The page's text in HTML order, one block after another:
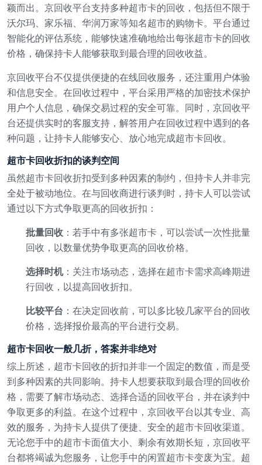
颖而出。京回收平台支持多种超市卡的回收，包括但不限于
沃尔玛、家乐福、华润万家等知名超市的购物卡。平台通过
智能化的评估系统，能够快速准确地给出每张超市卡的回收
价格，确保持卡人能够获取到最合理的回收收益。
京回收平台不仅提供便捷的在线回收服务，还注重用户体验
和信息安全。在回收过程中，平台采用严格的加密技术保护
用户个人信息，确保交易过程的安全可靠。同时，京回收平
台还提供实时的客服支持，解答用户在回收过程中遇到的各
种问题，让持卡人能够安心、放心地完成超市卡回收。
超市卡回收折扣的谈判空间
虽然超市卡回收折扣受到多种因素的制约，但持卡人并非完
全处于被动地位。在与回收商进行谈判时，持卡人可以尝试
通过以下方式争取更高的回收折扣：
批量回收：若手中有多张超市卡，可以尝试一次性批量
回收，以数量优势争取更高的回收价格。
选择时机：关注市场动态，选择在超市卡需求高峰期进
行回收，以提高回收折扣。
比较平台 ：在决定回收前，可以多比较几家平台的回收
价格，选择报价最高的平台进行交易。
超市卡回收一般几折，答案并非绝对
综上所述，超市卡回收的折扣并非一个固定的数值，而是受
到多种因素的共同影响。持卡人想要获取到最合理的回收价
格，需要了解市场动态、选择合适的回收平台，并在谈判中
争取更多的利益。在这个过程中，京回收平台以其专业、高
效的服务，为持卡人提供了便捷、安全的超市卡回收渠道。
无论您手中的超市卡面值大小、剩余有效期长短，京回收平
台都将竭诚为您服务，让您手中的闲置超市卡变废为宝。超